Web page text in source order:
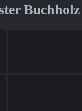
Buchholz